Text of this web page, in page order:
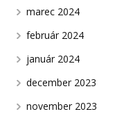
marec 2024
február 2024
január 2024
december 2023
november 2023